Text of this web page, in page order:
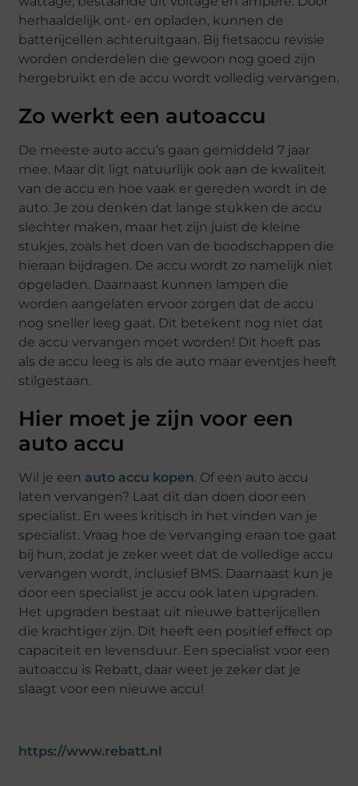
herhaaldelijk ont- en opladen, kunnen de
batterijcellen achteruitgaan. Bij fietsaccu revisie
worden onderdelen die gewoon nog goed zijn
hergebruikt en de accu wordt volledig vervangen.
Zo werkt een autoaccu
De meeste auto accu’s gaan gemiddeld 7 jaar
mee. Maar dit ligt natuurlijk ook aan de kwaliteit
van de accu en hoe vaak er gereden wordt in de
auto. Je zou denken dat lange stukken de accu
slechter maken, maar het zijn juist de kleine
stukjes, zoals het doen van de boodschappen die
hieraan bijdragen. De accu wordt zo namelijk niet
opgeladen. Daarnaast kunnen lampen die
worden aangelaten ervoor zorgen dat de accu
nog sneller leeg gaat. Dit betekent nog niet dat
de accu vervangen moet worden! Dit hoeft pas
als de accu leeg is als de auto maar eventjes heeft
stilgestaan.
Hier moet je zijn voor een
auto accu
Wil je een auto accu kopen. Of een auto accu
laten vervangen? Laat dit dan doen door een
specialist. En wees kritisch in het vinden van je
specialist. Vraag hoe de vervanging eraan toe gaat
bij hun, zodat je zeker weet dat de volledige accu
vervangen wordt, inclusief BMS. Daarnaast kun je
door een specialist je accu ook laten upgraden.
Het upgraden bestaat uit nieuwe batterijcellen
die krachtiger zijn. Dit heeft een positief effect op
capaciteit en levensduur. Een specialist voor een
autoaccu is Rebatt, daar weet je zeker dat je
slaagt voor een nieuwe accu!
https://www.rebatt.nl